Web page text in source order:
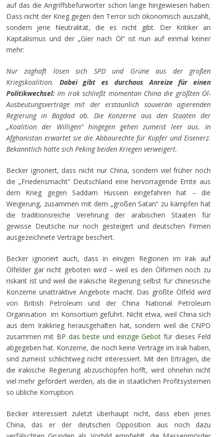
auf das die Angriffsbefürworter schon lange hingewiesen haben:
Dass nicht der Krieg gegen den Terror sich ökonomisch auszahlt,
sondern jene Neutralität, die es nicht gibt. Der Kritiker an
Kapitalismus und der „Gier nach Öl“ ist nun auf einmal keiner
mehr:
Nur zaghaft lösen sich SPD und Grüne aus der großen
Kriegskoalition. Dabei gibt es durchaus Anreize für einen
Politikwechsel:Im Irak schließt momentan China die größten Öl-
Ausbeutungsverträge mit der erstaunlich souverän agierenden
Regierung in Bagdad ab. Die Konzerne aus den Staaten der
„Koalition der Willigen“ hingegen gehen zumeist leer aus. In
Afghanistan erwartet sie die Abbaurechte für Kupfer und Eisenerz.
Bekanntlich hatte sich Peking beiden Kriegen verweigert.
Becker ignoriert, dass nicht nur China, sondern viel früher noch
die „Friedensmacht“ Deutschland eine hervorragende Ernte aus
dem Krieg gegen Saddam Hussein eingefahren hat – die
Weigerung, zusammen mit dem „großen Satan“ zu kämpfen hat
die traditionsreiche Verehrung der arabischen Staaten für
gewisse Deutsche nur noch gesteigert und deutschen Firmen
ausgezeichnete Verträge beschert.
Becker ignoriert auch, dass in einigen Regionen im Irak auf
Ölfelder gar nicht geboten wird – weil es den Ölfirmen noch zu
riskant ist und weil die irakische Regierung selbst für chinesische
Konzerne unattraktive Angebote macht. Das größte Ölfeld wird
von British Petroleum und der China National Petroleum
Organisation im Konsortium geführt. Nicht etwa, weil China sich
aus dem Irakkrieg herausgehalten hat, sondern weil die CNPO
zusammen mit BP das beste und einzige Gebot für dieses Feld
abgegeben hat. Konzerne, die noch keine Verträge im Irak haben,
sind zumeist schlichtweg nicht interessiert. Mit den Erträgen, die
die irakische Regierung abzuschöpfen hofft, wird ohnehin nicht
viel mehr gefördert werden, als die in staatlichen Profitsystemen
so übliche Korruption.
Becker interessiert zuletzt überhaupt nicht, dass eben jenes
China, das er der deutschen Opposition aus noch dazu